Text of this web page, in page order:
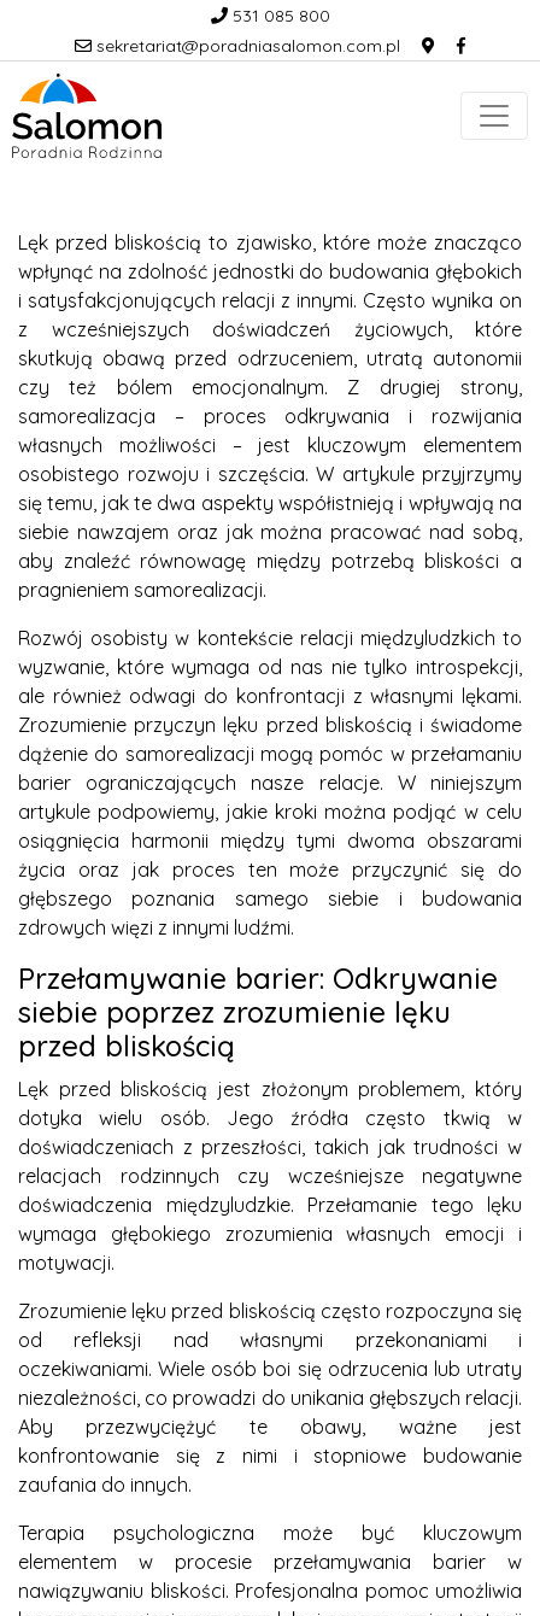
531 085 800
sekretariat@poradniasalomon.com.pl
Lęk przed bliskością to zjawisko, które może znacząco
wpłynąć na zdolność jednostki do budowania głębokich
i satysfakcjonujących relacji z innymi. Często wynika on
z wcześniejszych doświadczeń życiowych, które
skutkują obawą przed odrzuceniem, utratą autonomii
czy też bólem emocjonalnym. Z drugiej strony,
samorealizacja – proces odkrywania i rozwijania
własnych możliwości – jest kluczowym elementem
osobistego rozwoju i szczęścia. W artykule przyjrzymy
się temu, jak te dwa aspekty współistnieją i wpływają na
siebie nawzajem oraz jak można pracować nad sobą,
aby znaleźć równowagę między potrzebą bliskości a
pragnieniem samorealizacji.
Rozwój osobisty w kontekście relacji międzyludzkich to
wyzwanie, które wymaga od nas nie tylko introspekcji,
ale również odwagi do konfrontacji z własnymi lękami.
Zrozumienie przyczyn lęku przed bliskością i świadome
dążenie do samorealizacji mogą pomóc w przełamaniu
barier ograniczających nasze relacje. W niniejszym
artykule podpowiemy, jakie kroki można podjąć w celu
osiągnięcia harmonii między tymi dwoma obszarami
życia oraz jak proces ten może przyczynić się do
głębszego poznania samego siebie i budowania
zdrowych więzi z innymi ludźmi.
Przełamywanie barier: Odkrywanie
siebie poprzez zrozumienie lęku
przed bliskością
Lęk przed bliskością jest złożonym problemem, który
dotyka wielu osób. Jego źródła często tkwią w
doświadczeniach z przeszłości, takich jak trudności w
relacjach rodzinnych czy wcześniejsze negatywne
doświadczenia międzyludzkie. Przełamanie tego lęku
wymaga głębokiego zrozumienia własnych emocji i
motywacji.
Zrozumienie lęku przed bliskością często rozpoczyna się
od refleksji nad własnymi przekonaniami i
oczekiwaniami. Wiele osób boi się odrzucenia lub utraty
niezależności, co prowadzi do unikania głębszych relacji.
Aby przezwyciężyć te obawy, ważne jest
konfrontowanie się z nimi i stopniowe budowanie
zaufania do innych.
Terapia psychologiczna może być kluczowym
elementem w procesie przełamywania barier w
nawiązywaniu bliskości. Profesjonalna pomoc umożliwia